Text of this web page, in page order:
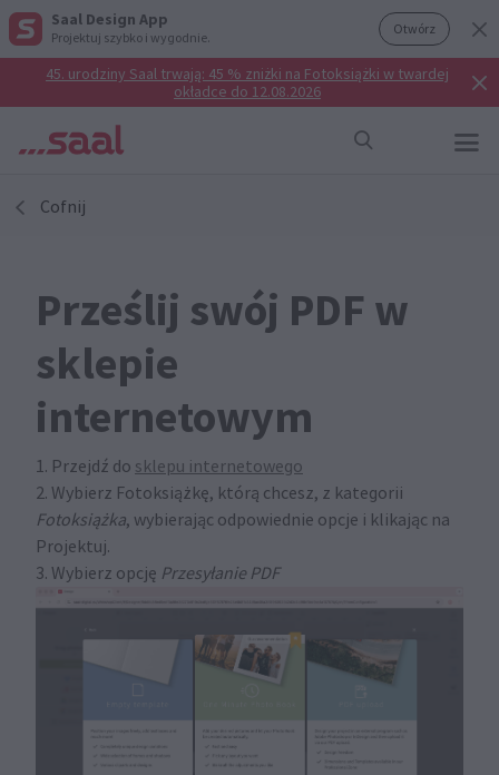
Saal Design App
Projektuj szybko i wygodnie. Otwórz
45. urodziny Saal trwają: 45 % zniżki na Fotoksiążki w twardej
okładce do 12.08.2026
Cofnij
Prześlij swój PDF w
sklepie
internetowym
1. Przejdź do sklepu internetowego
2. Wybierz Fotoksiążkę, którą chcesz, z kategorii
Fotoksiążka, wybierając odpowiednie opcje i klikając na
Projektuj.
3. Wybierz opcję Przesyłanie PDF